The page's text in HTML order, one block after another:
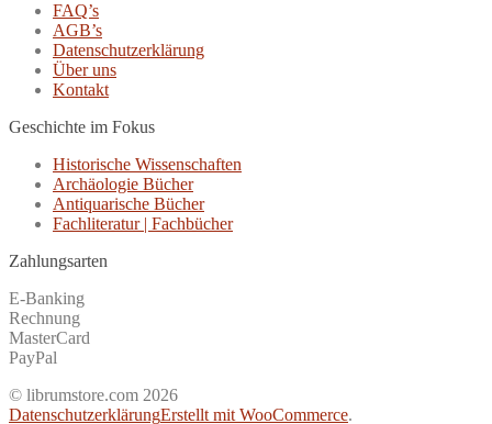
FAQ’s
AGB’s
Datenschutzerklärung
Über uns
Kontakt
Geschichte im Fokus
Historische Wissenschaften
Archäologie Bücher
Antiquarische Bücher
Fachliteratur | Fachbücher
Zahlungsarten
E-Banking
Rechnung
MasterCard
PayPal
© librumstore.com 2026
DatenschutzerklärungErstellt mit WooCommerce.